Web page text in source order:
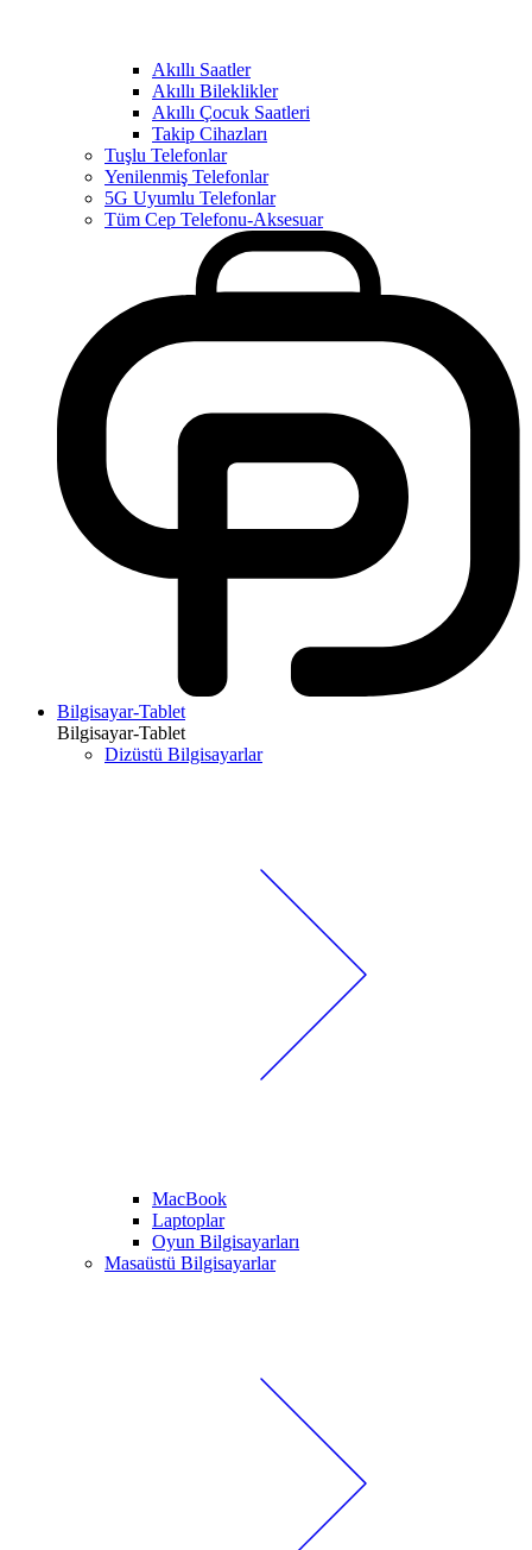
Akıllı Saatler
Akıllı Bileklikler
Akıllı Çocuk Saatleri
Takip Cihazları
Tuşlu Telefonlar
Yenilenmiş Telefonlar
5G Uyumlu Telefonlar
Tüm Cep Telefonu-Aksesuar
Bilgisayar-Tablet
Bilgisayar-Tablet
Dizüstü Bilgisayarlar
MacBook
Laptoplar
Oyun Bilgisayarları
Masaüstü Bilgisayarlar